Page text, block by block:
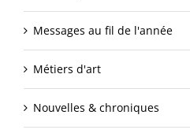
Messages au fil de l'année
Métiers d'art
Nouvelles & chroniques